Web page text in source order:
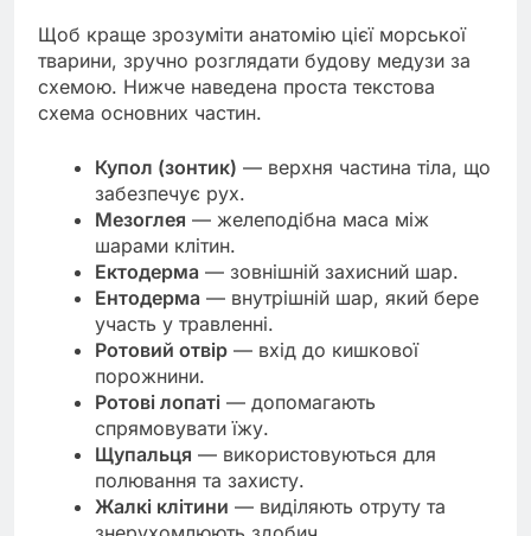
Щоб краще зрозуміти анатомію цієї морської
тварини, зручно розглядати будову медузи за
схемою. Нижче наведена проста текстова
схема основних частин.
Купол (зонтик) — верхня частина тіла, що
забезпечує рух.
Мезоглея — желеподібна маса між
шарами клітин.
Ектодерма — зовнішній захисний шар.
Ентодерма — внутрішній шар, який бере
участь у травленні.
Ротовий отвір — вхід до кишкової
порожнини.
Ротові лопаті — допомагають
спрямовувати їжу.
Щупальця — використовуються для
полювання та захисту.
Жалкі клітини — виділяють отруту та